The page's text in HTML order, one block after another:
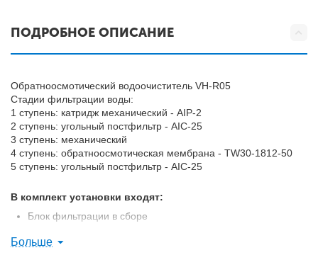
ПОДРОБНОЕ ОПИСАНИЕ
Обратноосмотический водоочиститель VH-R05
Стадии фильтрации воды:
1 ступень: катридж механический - AIP-2
2 ступень: угольный постфильтр - AIC-25
3 ступень: механический
4 ступень: обратноосмотическая мембрана - TW30-1812-50
5 ступень: угольный постфильтр - AIC-25
В комплект установки входят:
Блок фильтрации в сборе
Накопительный гидропневмобак - 10 литров
Больше